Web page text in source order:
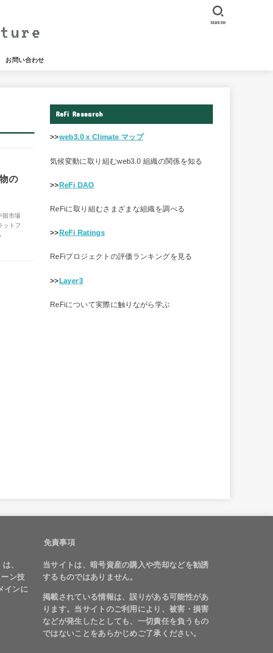
お問い合わせ
SEARCH
の
国市場
ットフ
ReFi Research
>>web3.0 x Climate マップ
気候変動に取り組むweb3.0 組織の関係を知る
>> ReFi DAO
ReFiに取り組むさまざまな組織を調べる
>> ReFi Ratings
ReFiプロジェクトの評価ランキングを見る
>>Layer3
ReFiについて実際に触りながら学ぶ
、
ン技
インに
免責事項
当サイトは、暗号資産の購入や売却などを勧誘
するものではありません。
掲載されている情報は、誤りがある可能性があ
ります。当サイトのご利用により、被害・損害
などが発生したとしても、一切責任を負うもの
ではないことをあらかじめご了承ください。